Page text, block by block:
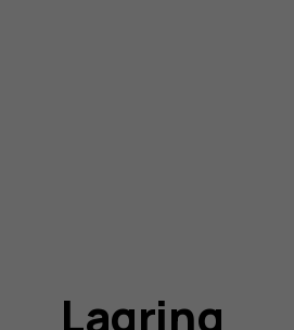
Lagring